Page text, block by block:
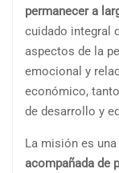
permanecer a
cuidado integral
aspectos de la
emocional y
económico,
de desarrollo y
La misión es
acompañada de